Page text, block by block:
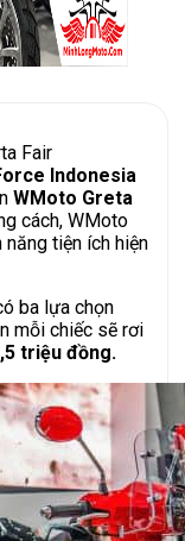
Fair
Indonesia
WMoto Greta
cách, WMoto
tiện ích hiện
ba lựa chọn
mỗi chiếc sẽ rơi
triệu đồng.